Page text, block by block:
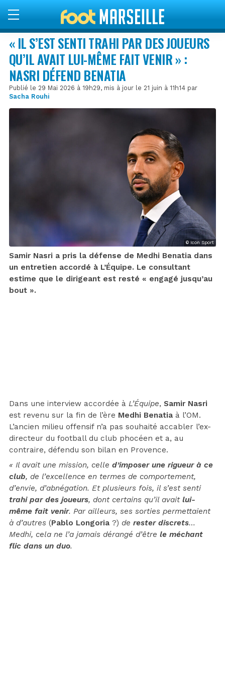
« IL S’EST SENTI TRAHI PAR DES JOUEURS
QU’IL AVAIT LUI-MÊME FAIT VENIR » :
NASRI DÉFEND BENATIA
Publié le 29 Mai 2026 à 19h29, mis à jour le 21 juin à 11h14 par
Sacha Rouhi
© Icon Sport
Samir Nasri a pris la défense de Medhi Benatia dans
un entretien accordé à L’Équipe. Le consultant
estime que le dirigeant est resté « engagé jusqu’au
bout ».
Dans une interview accordée à L’Équipe, Samir Nasri
est revenu sur la fin de l’ère Medhi Benatia à l’OM.
L’ancien milieu offensif n’a pas souhaité accabler l’ex-
directeur du football du club phocéen et a, au
contraire, défendu son bilan en Provence.
« Il avait une mission, celle d’imposer une rigueur à ce
club, de l’excellence en termes de comportement,
d’envie, d’abnégation. Et plusieurs fois, il s’est senti
trahi par des joueurs, dont certains qu’il avait lui-
même fait venir. Par ailleurs, ses sorties permettaient
à d’autres (Pablo Longoria ?) de rester discrets…
Medhi, cela ne l’a jamais dérangé d’être le méchant
flic dans un duo.